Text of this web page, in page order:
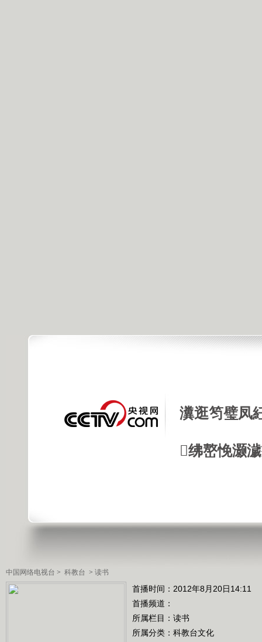
瀵逛笉璧凤
绋嶅悗灏
中国网络电视台 > 科教台 > 读书
首播时间：2012年8月20日14:11
首播频道：
所属栏目： 读书
所属分类：科教台文化